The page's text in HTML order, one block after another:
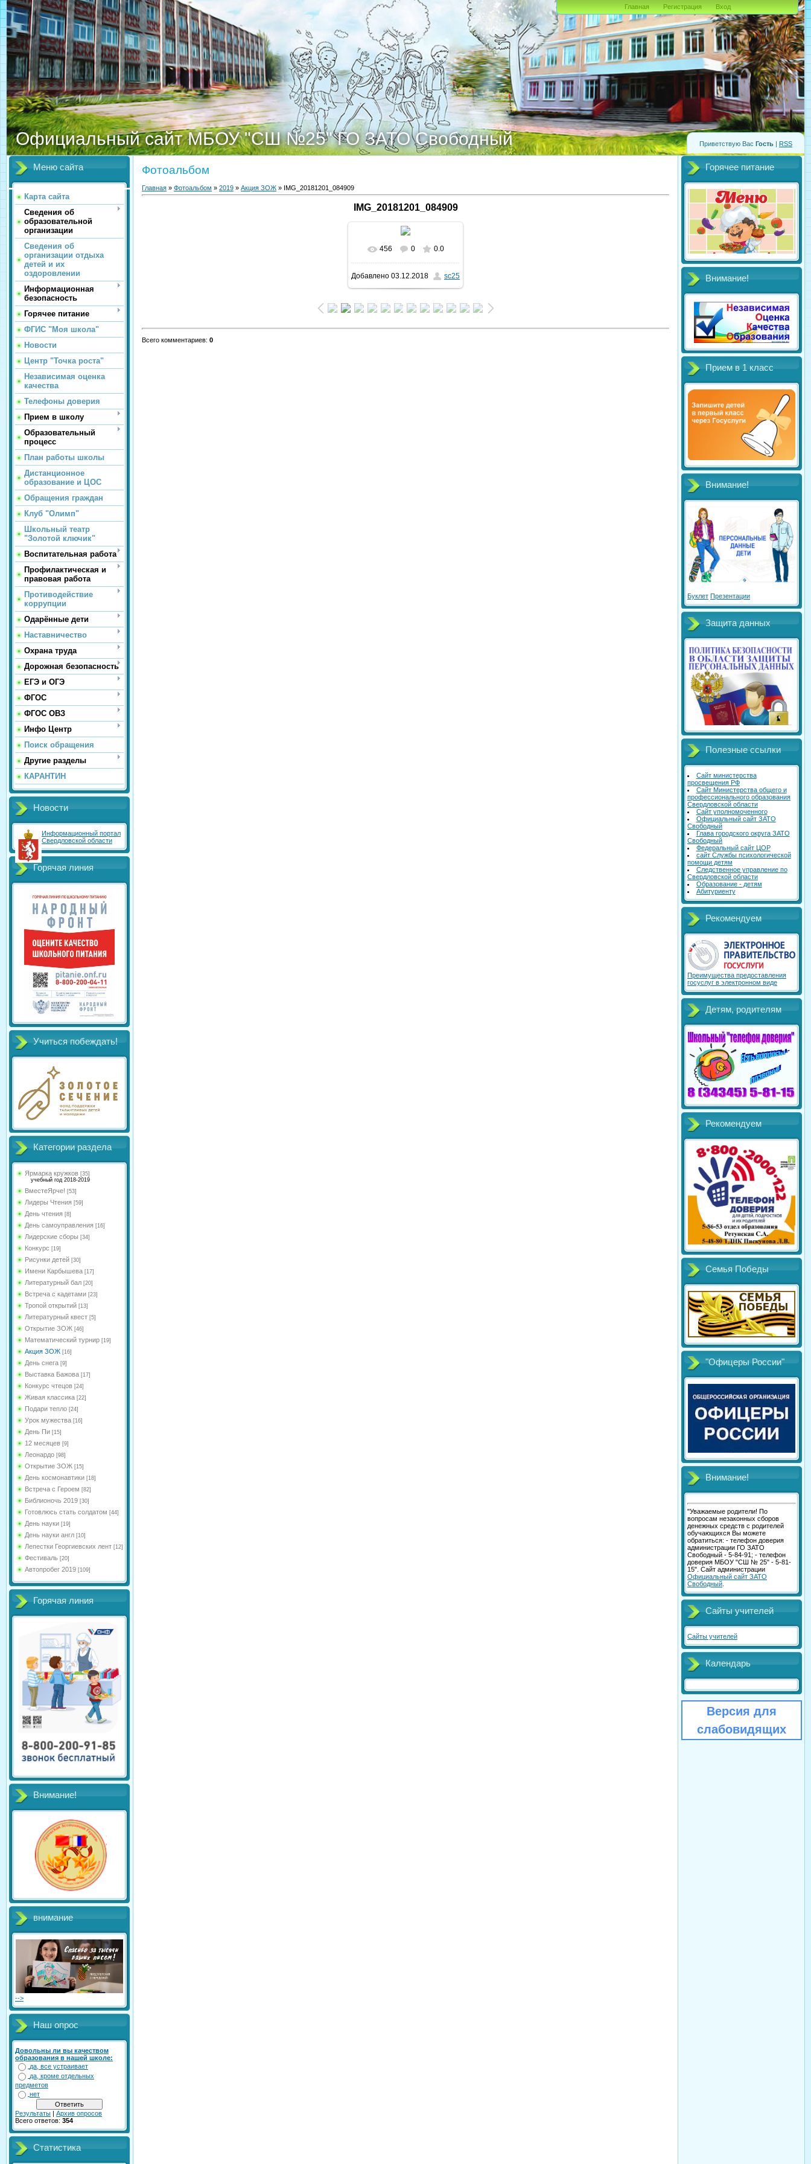
Приветствую Вас Гость | RSS
Официальный сайт МБОУ "СШ №25" ГО ЗАТО Свободный
Главная Регистрация Вход
Меню сайта
Карта сайта
Сведения об
образовательной
организации
Сведения об
организации отдыха
детей и их
оздоровлении
Информационная
безопасность
Горячее питание
ФГИС "Моя школа"
Новости
Центр "Точка роста"
Независимая оценка
качества
Телефоны доверия
Прием в школу
Образовательный
процесс
План работы школы
Дистанционное
образование и ЦОС
Обращения граждан
Клуб "Олимп"
Школьный театр
"Золотой ключик"
Воспитательная работа
Профилактическая и
правовая работа
Противодействие
коррупции
Одарённые дети
Наставничество
Охрана труда
Дорожная безопасность
ЕГЭ и ОГЭ
ФГОС
ФГОС ОВЗ
Инфо Центр
Поиск обращения
Другие разделы
КАРАНТИН
Новости
Информационный портал
Свердловской области
Горячая линия
Учиться побеждать!
Категории раздела
Ярмарка кружков [35]
учебный год 2018-2019
ВместеЯрче! [53]
Лидеры Чтения [59]
День чтения [8]
День самоуправления [16]
Лидерские сборы [34]
Конкурс [19]
Рисунки детей [30]
Имени Карбышева [17]
Литературный бал [20]
Встреча с кадетами [23]
Тропой открытий [13]
Литературный квест [5]
Открытие ЗОЖ [46]
Математический турнир [19]
Акция ЗОЖ [16]
День снега [9]
Выставка Бажова [17]
Конкурс чтецов [24]
Живая классика [22]
Подари тепло [24]
Урок мужества [16]
День Пи [15]
12 месяцев [9]
Леонардо [98]
Открытие ЗОЖ [15]
День космонавтики [18]
Встреча с Героем [82]
Библионочь 2019 [30]
Готовлюсь стать солдатом [44]
День науки [19]
День науки англ [10]
Лепестки Георгиевских лент [12]
Фестиваль [20]
Автопробег 2019 [109]
Горячая линия
Внимание!
внимание
-->
Наш опрос
Довольны ли вы качеством
образования в нашей школе:
да, все устраивает
да, кроме отдельных
предметов
нет
Результаты | Архив опросов
Всего ответов: 354
Статистика
Фотоальбом
Главная » Фотоальбом » 2019 » Акция ЗОЖ » IMG_20181201_084909
IMG_20181201_084909
В реальном размере
1024x768/ 205.2Kb
456 0 0.0
Добавлено 03.12.2018 sc25
Всего комментариев: 0
Горячее питание
Внимание!
Прием в 1 класс
Внимание!
Буклет Презентации
Защита данных
Полезные ссылки
Сайт министерства
просвещения РФ
Сайт Министерства общего и
профессионального образования
Свердловской области
Сайт уполномоченного
Официальный сайт ЗАТО
Свободный
Глава городского округа ЗАТО
Свободный
Федеральный сайт ЦОР
сайт Службы психологической
помощи детям
Следственное управление по
Свердловской области
Образование - детям
Абитуриенту
Рекомендуем
Преимущества предоставления
госуслуг в электронном виде
Детям, родителям
Рекомендуем
Семья Победы
"Офицеры России"
Внимание!
"Уважаемые родители! По
вопросам незаконных сборов
денежных средств с родителей
обучающихся Вы можете
обратиться: - телефон доверия
администрации ГО ЗАТО
Свободный - 5-84-91; - телефон
доверия МБОУ "СШ № 25" - 5-81-
15". Сайт администрации
Официальный сайт ЗАТО
Свободный
Сайты учителей
Сайты учителей
Календарь
Версия для
слабовидящих